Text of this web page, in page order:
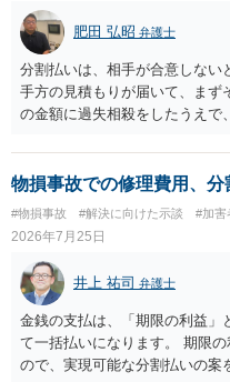
肥田 弘昭 弁護士
分割払いは、相手が合意しない
手方の見積もりが届いて、まず
の金額に過失相殺をしたうえで
分割払いにしたいとの示談案を
されるのであれば、斡旋、仲裁
物損事故での修理費用、分
#物損事故 #解決に向けた示談 #加害
2026年7月25日
井上 祐司 弁護士
金銭の支払は、「期限の利益」
て一括払いになります。 期限
ので、実現可能な分割払いの案